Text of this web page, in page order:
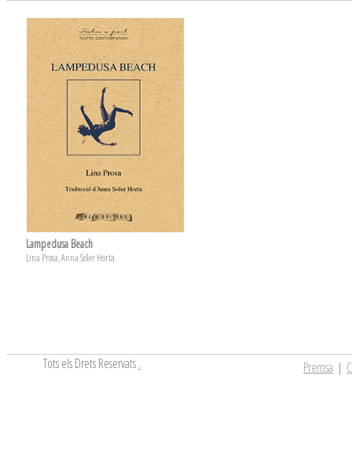
Lampedusa Beach
Lina Prosa, Anna Soler Horta
Tots els Drets Reservats. Premsa |